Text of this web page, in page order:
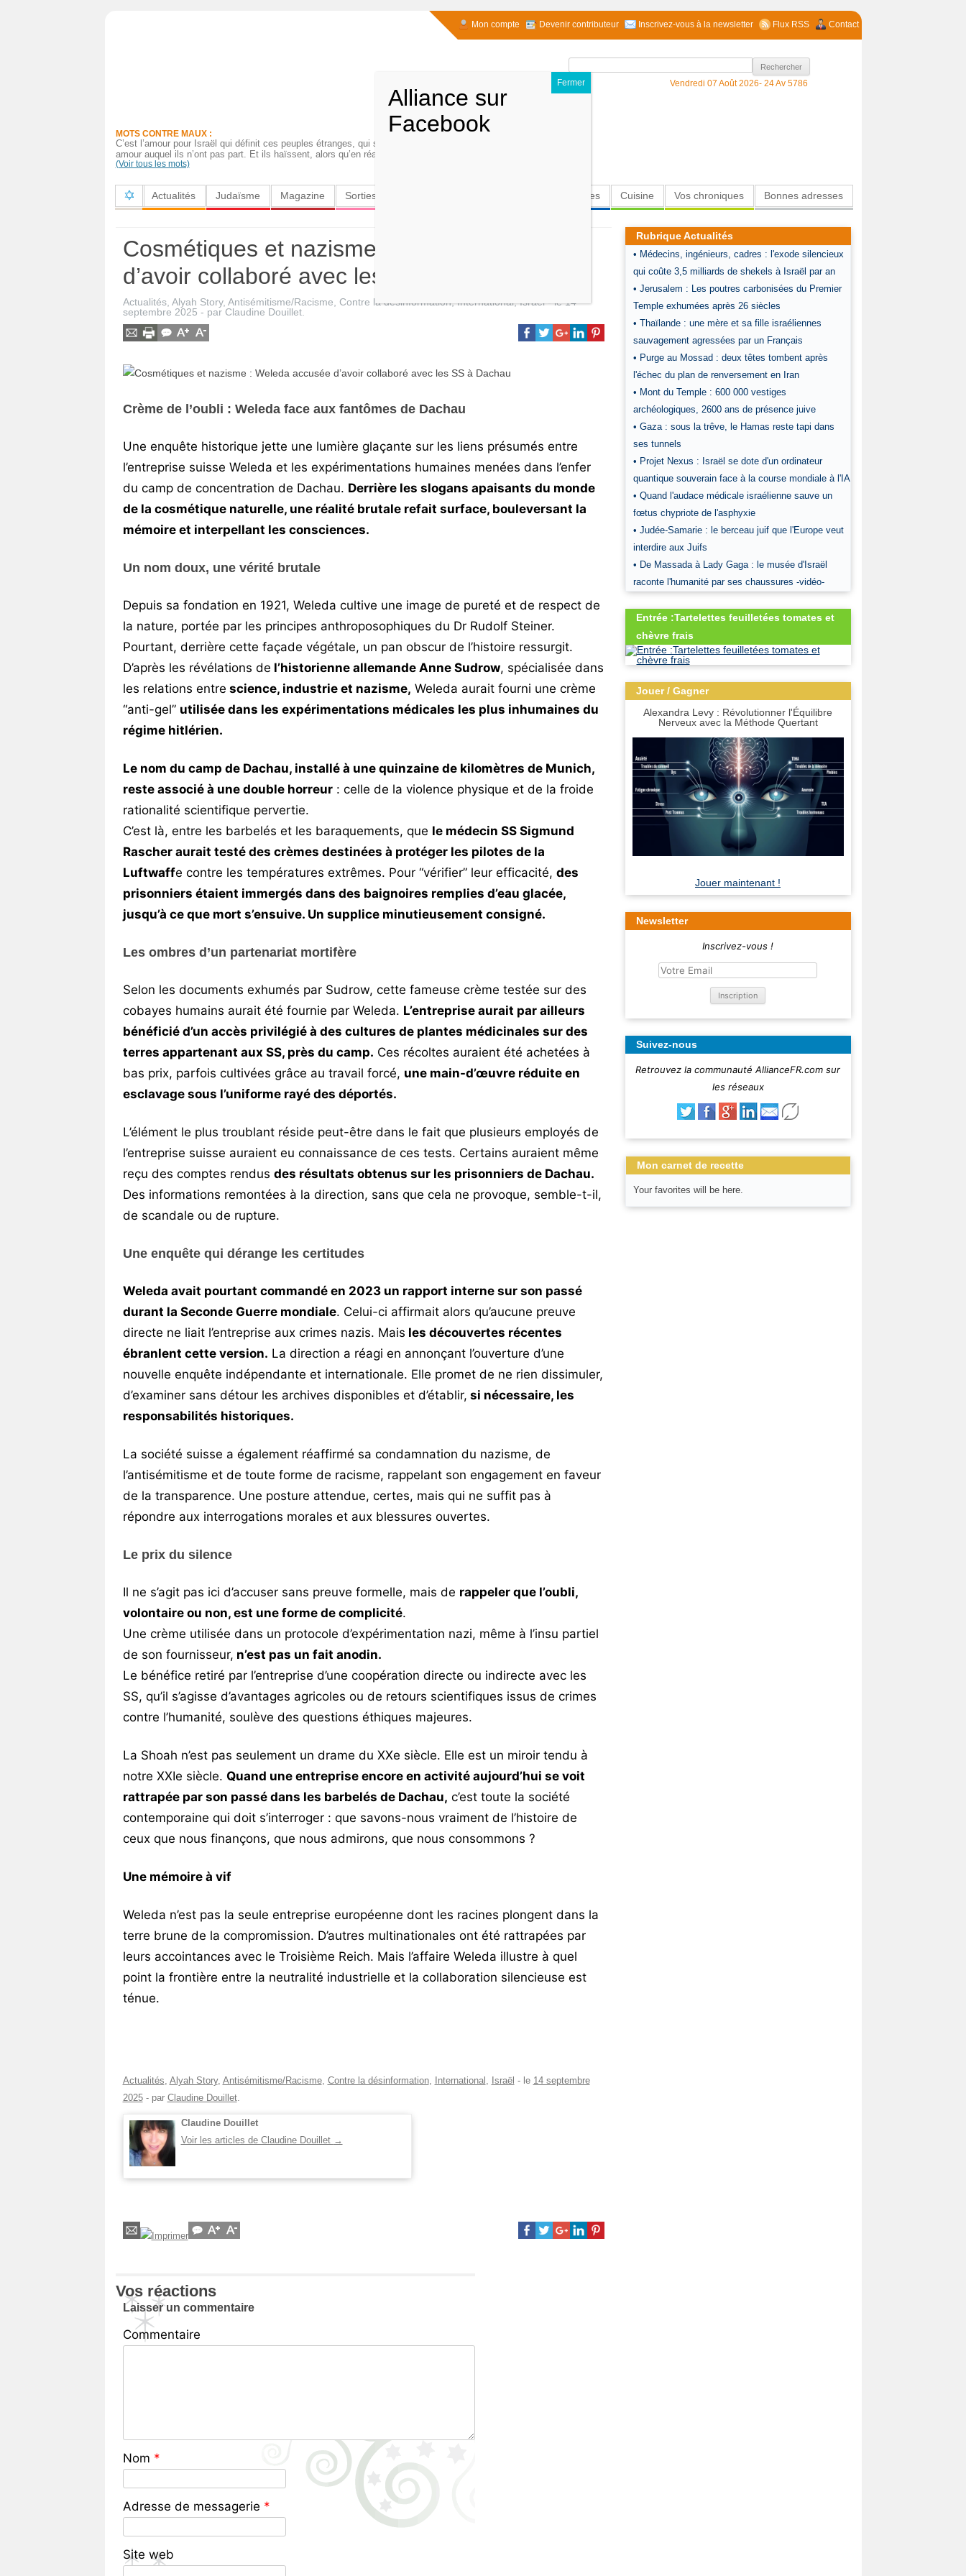
Mon compte Devenir contributeur Inscrivez-vous à la newsletter Flux RSS Contact
MOTS CONTRE MAUX :
C’est l’amour pour Israël qui définit ces peuples étranges, qui se sentent tellement étrangers à un
amour auquel ils n’ont pas part. Et ils haïssent, alors qu’en réalité ils aiment…
(Voir tous les mots)
Rechercher :
Vendredi 07 Août 2026- 24 Av 5786
Actualités Judaïsme Magazine Sorties Insolites Cuisine Vos chroniques Bonnes adresses
Cosmétiques et nazisme : Weleda accusée
d’avoir collaboré avec les SS à Dachau
Actualités, Alyah Story, Antisémitisme/Racisme Contre la désinformation,International,Israël- le14
septembre 2025 - par Claudine Douillet.
Crème de l’oubli : Weleda face aux fantômes de Dachau
Une enquête historique jette une lumière glaçante sur les liens présumés entre
l’entreprise suisse Weleda et les expérimentations humaines menées dans l’enfer
du camp de concentration de Dachau. Derrière les slogans apaisants du monde
de la cosmétique naturelle, une réalité brutale refait surface, bouleversant la
mémoire et interpellant les consciences.
Un nom doux, une vérité brutale
Depuis sa fondation en 1921, Weleda cultive une image de pureté et de respect de
la nature, portée par les principes anthroposophiques du Dr Rudolf Steiner.
Pourtant, derrière cette façade végétale, un pan obscur de l’histoire ressurgit.
D’après les révélations de l’historienne allemande Anne Sudrow, spécialisée dans
les relations entre science, industrie et nazisme, Weleda aurait fourni une crème
“anti-gel” utilisée dans les expérimentations médicales les plus inhumaines du
régime hitlérien.
Le nom du camp de Dachau, installé à une quinzaine de kilomètres de Munich,
reste associé à une double horreur: celle de la violence physique et de la froide
rationalité scientifique pervertie.
C’est là, entre les barbelés et les baraquements, que le médecin SS Sigmund
Rascher aurait testé des crèmes destinées à protéger les pilotes de la
Luftwaffe contre les températures extrêmes. Pour “vérifier” leur efficacité, des
prisonniers étaient immergés dans des baignoires remplies d’eau glacée,
jusqu’à ce que mort s’ensuive. Un supplice minutieusement consigné.
Les ombres d’un partenariat mortifère
Selon les documents exhumés par Sudrow, cette fameuse crème testée sur des
cobayes humains aurait été fournie par Weleda. L’entreprise aurait par ailleurs
bénéficié d’un accès privilégié à des cultures de plantes médicinales sur des
terres appartenant aux SS, près du camp. Ces récoltes auraient été achetées à
bas prix, parfois cultivées grâce au travail forcé, une main-d’œuvre réduite en
esclavage sous l’uniforme rayé des déportés.
L’élément le plus troublant réside peut-être dans le fait que plusieurs employés de
l’entreprise suisse auraient eu connaissance de ces tests. Certains auraient même
reçu des comptes rendus des résultats obtenus sur les prisonniers de Dachau.
Des informations remontées à la direction, sans que cela ne provoque, semble-t-il,
de scandale ou de rupture.
Une enquête qui dérange les certitudes
Weleda avait pourtant commandé en 2023 un rapport interne sur son passé
durant la Seconde Guerre mondiale. Celui-ci affirmait alors qu’aucune preuve
directe ne liait l’entreprise aux crimes nazis. Mais les découvertes récentes
ébranlent cette version. La direction a réagi en annonçant l’ouverture d’une
nouvelle enquête indépendante et internationale. Elle promet de ne rien dissimuler,
d’examiner sans détour les archives disponibles et d’établir, si nécessaire, les
responsabilités historiques.
La société suisse a également réaffirmé sa condamnation du nazisme, de
l’antisémitisme et de toute forme de racisme, rappelant son engagement en faveur
de la transparence. Une posture attendue, certes, mais qui ne suffit pas à
répondre aux interrogations morales et aux blessures ouvertes.
Le prix du silence
Il ne s’agit pas ici d’accuser sans preuve formelle, mais de rappeler que l’oubli,
volontaire ou non, est une forme de complicité.
Une crème utilisée dans un protocole d’expérimentation nazi, même à l’insu partiel
de son fournisseur, n’est pas un fait anodin.
Le bénéfice retiré par l’entreprise d’une coopération directe ou indirecte avec les
SS, qu’il s’agisse d’avantages agricoles ou de retours scientifiques issus de crimes
contre l’humanité, soulève des questions éthiques majeures.
La Shoah n’est pas seulement un drame du XXe siècle. Elle est un miroir tendu à
notre XXIe siècle. Quand une entreprise encore en activité aujourd’hui se voit
rattrapée par son passé dans les barbelés de Dachau, c’est toute la société
contemporaine qui doit s’interroger : que savons-nous vraiment de l’histoire de
ceux que nous finançons, que nous admirons, que nous consommons ?
Une mémoire à vif
Weleda n’est pas la seule entreprise européenne dont les racines plongent dans la
terre brune de la compromission. D’autres multinationales ont été rattrapées par
leurs accointances avec le Troisième Reich. Mais l’affaire Weleda illustre à quel
point la frontière entre la neutralité industrielle et la collaboration silencieuse est
ténue.
Actualités, Alyah Story, Antisémitisme/Racisme, Contre la désinformation, International , Israël - le 14 septembre
2025- par Claudine Douillet.
Claudine Douillet
Voir les articles de Claudine Douillet →
Vos réactions
Laisser un commentaire
Commentaire
Nom *
Adresse de messagerie *
Site web
Rubrique Actualités
• Médecins, ingénieurs, cadres : l'exode silencieux
qui coûte 3,5 milliards de shekels à Israël par an
• Jerusalem : Les poutres carbonisées du Premier
Temple exhumées après 26 siècles
• Thaïlande : une mère et sa fille israéliennes
sauvagement agressées par un Français
• Purge au Mossad : deux têtes tombent après
l'échec du plan de renversement en Iran
• Mont du Temple : 600 000 vestiges
archéologiques, 2600 ans de présence juive
• Gaza : sous la trêve, le Hamas reste tapi dans
ses tunnels
• Projet Nexus : Israël se dote d'un ordinateur
quantique souverain face à la course mondiale à l'IA
• Quand l'audace médicale israélienne sauve un
fœtus chypriote de l'asphyxie
• Judée-Samarie : le berceau juif que l'Europe veut
interdire aux Juifs
• De Massada à Lady Gaga : le musée d'Israël
raconte l'humanité par ses chaussures -vidéo-
Entrée :Tartelettes feuilletées tomates et
chèvre frais
Jouer / Gagner
Alexandra Levy : Révolutionner l'Équilibre
Nerveux avec la Méthode Quertant
Jouer maintenant !
Newsletter
Inscrivez-vous !
Suivez-nous
Retrouvez la communauté AllianceFR.com sur
les réseaux
Mon carnet de recette
Your favorites will be here.